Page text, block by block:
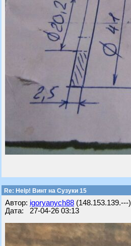
Re: Help! Винт на Сузуки 15
Автор: igoryanych88 (148.153.139.---)
Дата: 27-04-26 03:13